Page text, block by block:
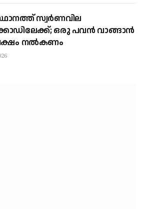
സ്വര്‍ണവില
ഒരു പവന്‍ വാങ്ങാന്‍
ലക്ഷം നല്‍കണം